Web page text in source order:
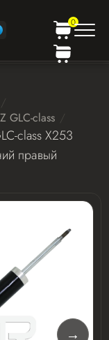
0
GLC-class
class X253
правый